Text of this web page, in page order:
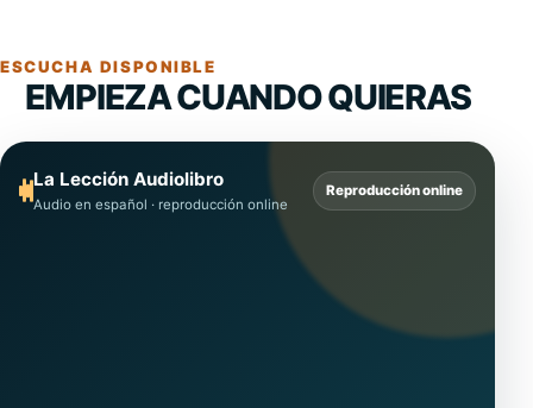
ESCUCHA DISPONIBLE
EMPIEZA CUANDO QUIERAS
La Lección Audiolibro
Audio en español · reproducción online
Reproducción online